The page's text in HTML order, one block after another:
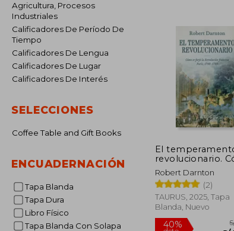
Agricultura, Procesos
Industriales
Calificadores De Período De
Tiempo
Calificadores De Lengua
Calificadores De Lugar
Calificadores De Interés
SELECCIONES
Coffee Table and Gift Books
ENCUADERNACIÓN
Tapa Blanda
Tapa Dura
Libro Físico
Tapa Blanda Con Solapa
El
revolucionario.
se forjó la
francesa. París,
1789
Robert Darnton
(2)
TAURUS, 2025, Tapa
Blanda, Nuevo